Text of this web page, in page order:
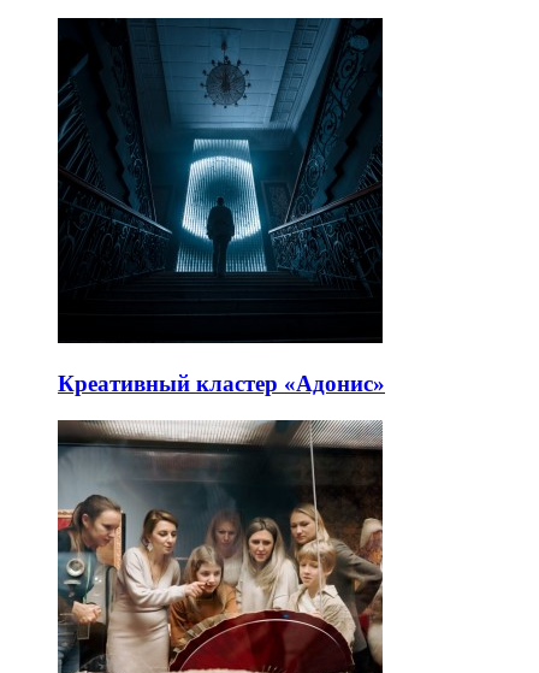
Креативный кластер «Адонис»